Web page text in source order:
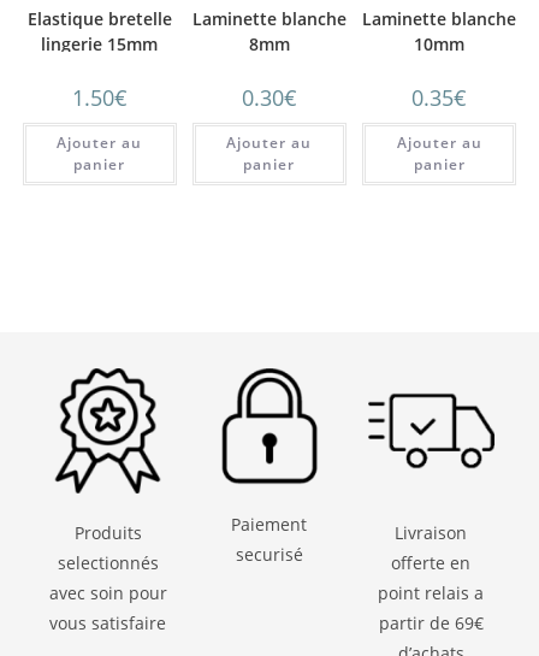
Elastique bretelle
lingerie 15mm
1.50€
Ajouter au
panier
Laminette blanche
8mm
0.30€
Ajouter au
panier
Laminette blanche
10mm
0.35€
Ajouter au
panier
Produits
selectionnés
avec soin pour
vous satisfaire
Paiement
securisé
Livraison
offerte en
point relais a
partir de 69€